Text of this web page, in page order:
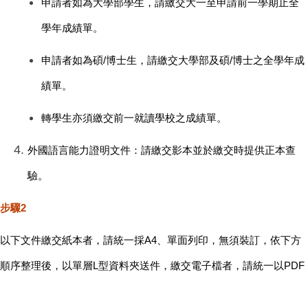
申請者如為大學部學生，請繳交大一至申請前一學期止全
學年成績單。
申請者如為碩/博士生，請繳交大學部及碩/博士之全學年成
績單。
轉學生亦須繳交前一就讀學校之成績單。
外國語言能力證明文件： 請繳交影本並於繳交時提供正本查
驗。
步驟2
以下文件繳交紙本者，請統一採A4、單面列印，無須裝訂，依下方
順序整理後，以單層L型資料夾送件，繳交電子檔者，請統一以PDF